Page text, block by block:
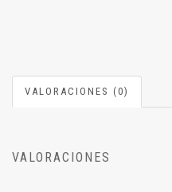
VALORACIONES (0)
VALORACIONES